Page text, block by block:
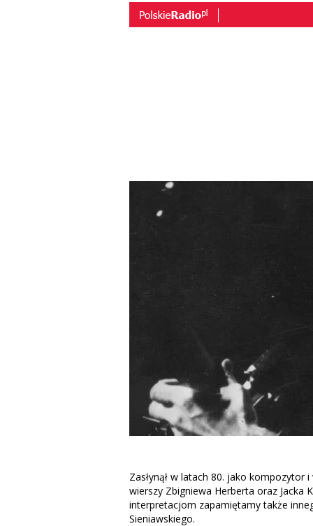
Zasłynął w latach 80. jako kompozytor
wierszy Zbigniewa Herberta oraz Jacka
interpretacjom zapamiętamy także
Sieniawskiego.